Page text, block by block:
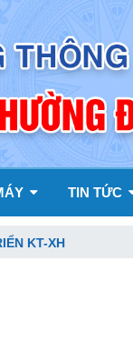
TIN TỨC
KT-XH